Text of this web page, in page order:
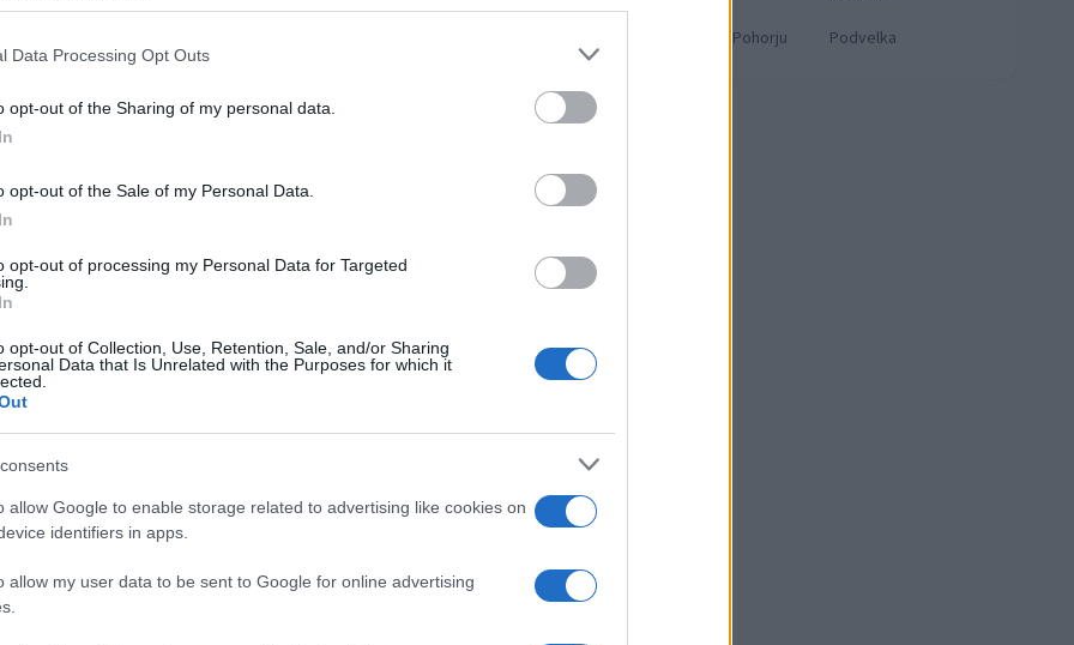
Data Processing Opt Outs
opt-out of the Sharing of my personal data.
opt-out of the Sale of my Personal Data.
opt-out of processing my Personal Data for Targeted
opt-out of Collection, Use, Retention, Sale, and/or Sharing
Data that Is Unrelated with the Purposes for which it
allow Google to enable storage related to advertising like cookies on
identifiers in apps.
allow my user data to be sent to Google for online advertising
FOTO:KNMEDIA
iz četrtka na petek in v petek čez dan
za nastanek zemeljskih plazov predvsem v orednji in
velja za celotno Slovenijo in se bo povečevala
sprememb na tleh, objektih in pobočjih.
posedanje in zdrse zemljine ter na površinsko
Ribnica na Pohorju
Podvelka